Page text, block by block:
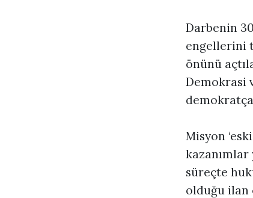
Darbenin
engellerini
önünü
Demokrasi
demokratça
Misyon
süreçte
olduğu ilan